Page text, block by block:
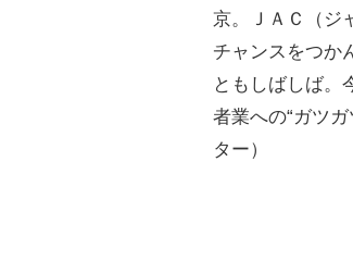
京。ＪＡＣ（ジ
チャンスをつか
ともしばしば。
者業への“ガツ
ター）